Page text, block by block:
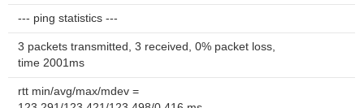
--- ping statistics ---
3 packets transmitted, 3 received, 0% packet loss,
time 2001ms
rtt min/avg/max/mdev =